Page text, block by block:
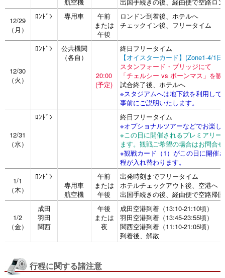
12/29
（月）
ﾛﾝﾄﾞﾝ 専用車
午前
または
午後
ロンドン到着後、ホテルへ
チェックイン後、フリータイム
12/30
（火）
ﾛﾝﾄﾞﾝ
公共機関
（各自）
20:00
(予定)
終日フリータイム
【オイスターカード】(Zone1-4/1
スタンフォード・ブリッジにて
「チェルシー vs ボーンマス」を観
試合終了後、ホテルへ
※スタジアムへは地下鉄を利用し
事前にご説明いたします。
12/31
（水）
ﾛﾝﾄﾞﾝ
終日フリータイム
※オプショナルツアーなどでお楽し
※この日に開催されるプレミアリ
ます。観戦ご希望の場合はお問合
※観戦カード（1）がこの日に開催
程が入れ替わります。
1/1
（木）
ﾛﾝﾄﾞﾝ
専用車
航空機
午前
または
午後
出発時刻までフリータイム
ホテルチェックアウト後、空港へ
出国手続きの後、経由便で空路帰
1/2
（金）
成田
羽田
関西
午後
または
夜
成田空港到着（13:10-21:10頃）
羽田空港到着（13:45-23:55頃）
関西空港到着（11:10-21:05頃）
到着後、解散
行程に関する諸注意